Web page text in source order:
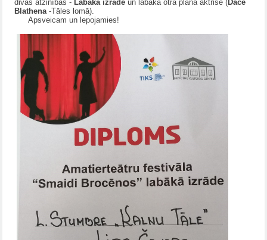
divas atzinības -Labākā izrāde un labākā otrā plāna aktrise (Dace
Blathena -Tāles lomā).
Apsveicam un lepojamies!